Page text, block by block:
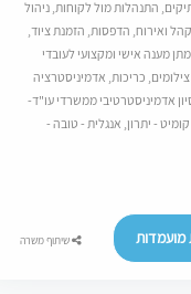
התנהלות מול לקוחות, ניהול
ואירוח, הדפסות, הזמנת ציוד,
מענה אישי ומקצועי לעובדי
כריכות, אדמיניסטרציה
אדמיניסטרטיבי ממשרדי עו"ד-
- יתרון, אנגלית - טובה -
שיתוף משרה